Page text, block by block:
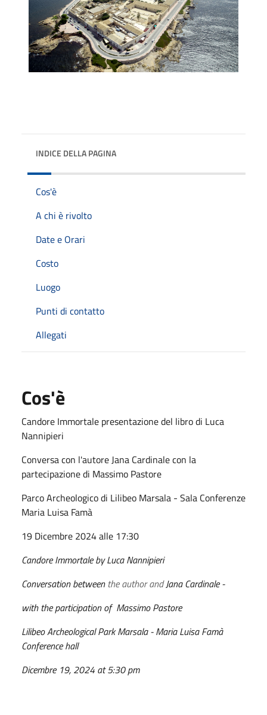
INDICE DELLA PAGINA
Cos'è
A chi è rivolto
Date e Orari
Costo
Luogo
Punti di contatto
Allegati
Cos'è
Candore Immortale presentazione del libro di Luca
Nannipieri
Conversa con l'autore Jana Cardinale con la
partecipazione di Massimo Pastore
Parco Archeologico di Lilibeo Marsala - Sala Conferenze
Maria Luisa Famà
19 Dicembre 2024 alle 17:30
Candore Immortale by Luca Nannipieri
Conversation betweenthe author andJana Cardinale -
with the participation of Massimo Pastore
Lilibeo Archeological Park Marsala - Maria Luisa Famà
Conference hall
Dicembre 19, 2024 at 5:30 pm